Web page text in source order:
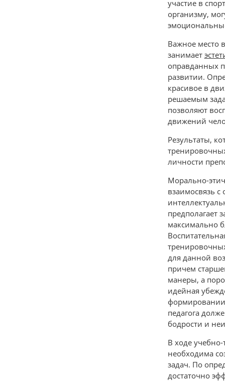
участие в
организму,
Важное место
занимает
оправданных
развитии.
красивое в
решаемым
позволяют
движений
Результаты,
личности
Морально-
взаимосвязь
предполагает
максимально
для данной
причем
манеры, а
идейная
формировании
педагога
бодрости и
В ходе
необходима
задач. По
достаточно